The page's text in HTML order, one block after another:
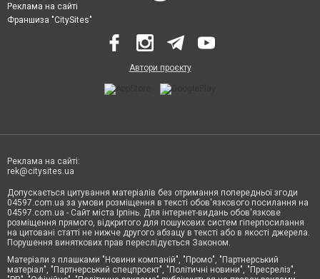
Реклама на сайті
Франшиза "CitySites"
Автори проєкту
Реклама на сайті:
rek@citysites.ua
Допускається цитування матеріалів без отримання попередньої згоди
04597.com.ua за умови розміщення в тексті обов'язкового посилання на
04597.com.ua - Сайт міста Ірпінь. Для інтернет-видань обов'язкове
розміщення прямого, відкритого для пошукових систем гіперпосилання
на цитовані статті не нижче другого абзацу в тексті або в якості джерела.
Порушення виняткових прав переслідується Законом.
Матеріали з плашками "Новини компаній", "Промо", "Партнерський
матеріал", "Партнерський спецпроєкт", "Політичні новини", "Пресреліз",